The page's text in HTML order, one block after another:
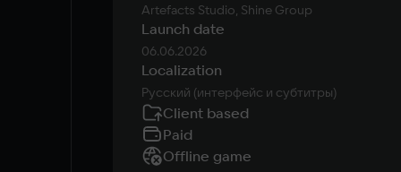
Artefacts Studio, Shine Group
Launch date
06.06.2026
Localization
Русский (интерфейс и субтитры)
Client based
Paid
Offline game